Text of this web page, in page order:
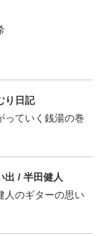
り日記
ていく銭湯の巻
/ 半田健人
のギターの思い